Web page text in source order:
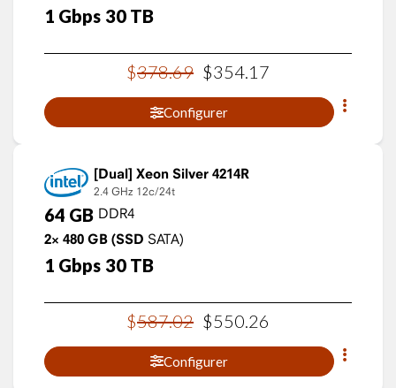
1 Gbps 30 TB
$378.69 $354.17
Configurer
Xeon Silver 4214R
2.4 GHz 12c/24t
64 GB DDR4
2× 480 GB (SSD SATA)
1 Gbps 30 TB
$587.02 $550 26
Configurer